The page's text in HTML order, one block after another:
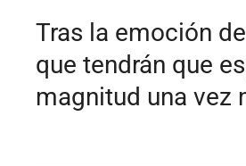
Tras la emoción
que tendrán que
magnitud una vez